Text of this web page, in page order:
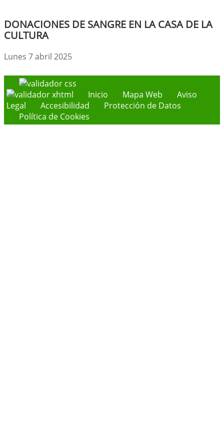
DONACIONES DE SANGRE EN LA CASA DE LA
CULTURA
Lunes 7 abril 2025
Inicio Mapa Web
Aviso
Legal
Accesibilidad
Protección de Datos
Política de Cookies